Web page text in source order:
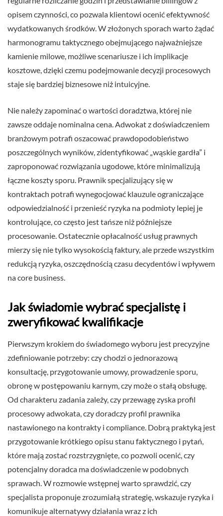
opisem czynności, co pozwala klientowi ocenić efektywność
wydatkowanych środków. W złożonych sporach warto żądać
harmonogramu taktycznego obejmującego najważniejsze
kamienie milowe, możliwe scenariusze i ich implikacje
kosztowe, dzięki czemu podejmowanie decyzji procesowych
staje się bardziej biznesowe niż intuicyjne.
Nie należy zapominać o wartości doradztwa, której nie
zawsze oddaje nominalna cena. Adwokat z doświadczeniem
branżowym potrafi oszacować prawdopodobieństwo
poszczególnych wyników, zidentyfikować „wąskie gardła” i
zaproponować rozwiązania ugodowe, które minimalizują
łączne koszty sporu. Prawnik specjalizujący się w
kontraktach potrafi wynegocjować klauzule ograniczające
odpowiedzialność i przenieść ryzyka na podmioty lepiej je
kontrolujące, co często jest tańsze niż późniejsze
procesowanie. Ostatecznie opłacalność usług prawnych
mierzy się nie tylko wysokością faktury, ale przede wszystkim
redukcją ryzyka, oszczędnością czasu decydentów i wpływem
na core business.
Jak świadomie wybrać specjalistę i
zweryfikować kwalifikacje
Pierwszym krokiem do świadomego wyboru jest precyzyjne
zdefiniowanie potrzeby: czy chodzi o jednorazową
konsultację, przygotowanie umowy, prowadzenie sporu,
obronę w postępowaniu karnym, czy może o stałą obsługę.
Od charakteru zadania zależy, czy przewagę zyska profil
procesowy adwokata, czy doradczy profil prawnika
nastawionego na kontrakty i compliance. Dobrą praktyką jest
przygotowanie krótkiego opisu stanu faktycznego i pytań,
które mają zostać rozstrzygnięte, co pozwoli ocenić, czy
potencjalny doradca ma doświadczenie w podobnych
sprawach. W rozmowie wstępnej warto sprawdzić, czy
specjalista proponuje zrozumiałą strategię, wskazuje ryzyka i
komunikuje alternatywy działania wraz z ich